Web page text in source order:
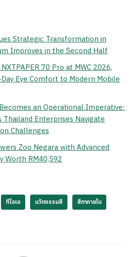
Strategic Transformation in
Improves in the Second Half
70 Pro at MWC 2026,
Eye Comfort to Modern Mobile
an Operational Imperative:
Enterprises Navigate
Challenges
Zoo Negara with Advanced
Worth RM40,592
ทีโอเอ นวัตกรรมสี สีทาภายใน